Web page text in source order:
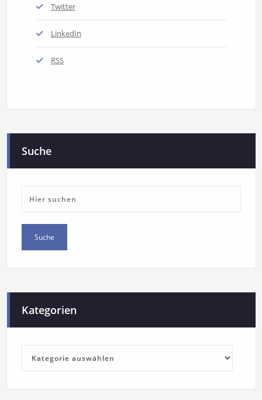
Twitter
LinkedIn
RSS
Suche
Kategorien